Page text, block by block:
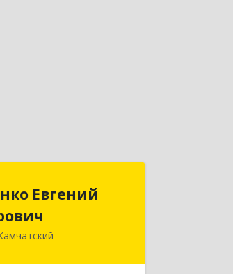
Евгений
Евгений
Александрович
Камчатский край,